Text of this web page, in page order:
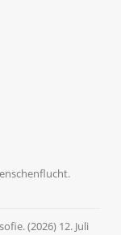
(2026) 12. Juli